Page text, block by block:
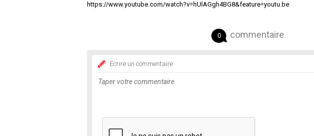
https://www.youtube.com/watch?v=hUlAGgh4BG8&feature=youtu.be
0 commentaire
Ecrire un commentaire